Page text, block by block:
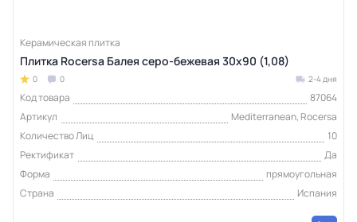
Керамическая плитка
Плитка Rocersa Балея серо-бежевая 30x90 (1,08)
0 0 2-4 дня
Код товара
87064
Артикул
Mediterranean, Rocersa
Количество Лиц
10
Ректификат
Да
Форма
прямоугольная
Страна
Испания